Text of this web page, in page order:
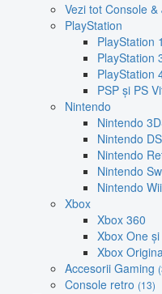
Vezi tot Console
PlayStation
PlayStation
PlayStation
PlayStation
PSP și PS
Nintendo
Nintendo
Nintendo
Nintendo
Nintendo
Nintendo
Xbox
Xbox 360
Xbox One
Xbox
Accesorii Gaming
Console retro (13)